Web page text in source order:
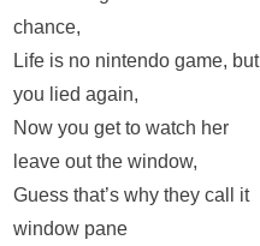
chance,
Life is no nintendo game, but
you lied again,
Now you get to watch her
leave out the window,
Guess that’s why they call it
window pane